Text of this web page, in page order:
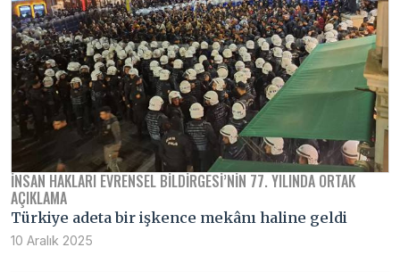
İNSAN HAKLARI EVRENSEL BILDIRGESI’NIN 77. YILINDA ORTAK
AÇIKLAMA
Türkiye adeta bir işkence mekânı haline geldi
10 Aralık 2025